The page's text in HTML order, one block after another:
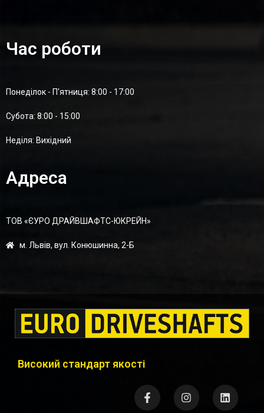
Час роботи
Понеділок - П'ятниця: 8:00 - 17:00
Суботa: 8:00 - 15:00
Неділя: Вихідний
Адреса
ТОВ «ЄУРО ДРАЙВШАФТC-ЮКРЕЙН»
м. Львів, вул. Конюшинна, 2-Б
Високий стандарт якості